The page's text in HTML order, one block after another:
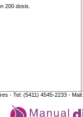
200 dosis.
- Tel: (5411) 4545-2233 - Mail: